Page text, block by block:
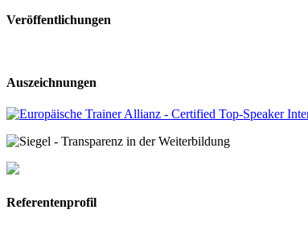
Veröffentlichungen
Auszeichnungen
Referentenprofil